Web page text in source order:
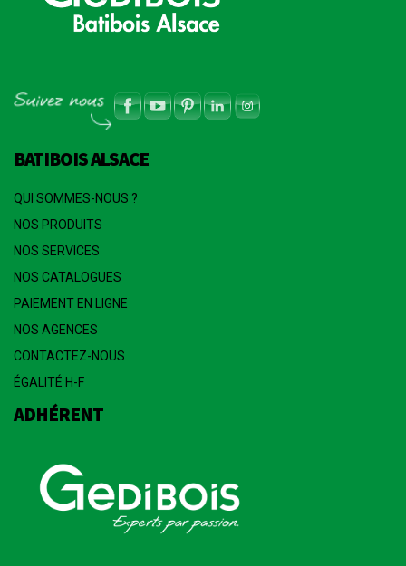
BATIBOIS ALSACE
QUI SOMMES-NOUS ?
NOS PRODUITS
NOS SERVICES
NOS CATALOGUES
PAIEMENT EN LIGNE
NOS AGENCES
CONTACTEZ-NOUS
ÉGALITÉ H-F
ADHÉRENT